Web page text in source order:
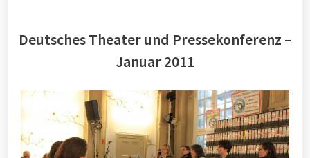
Deutsches Theater und Pressekonferenz –
Januar 2011